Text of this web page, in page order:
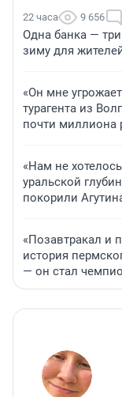
22 часа 9 656
Одна банка —
зиму для
«Он мне
турагента из
почти миллиона
«Нам не
уральской
покорили
«Позавтракал и
история
— он стал